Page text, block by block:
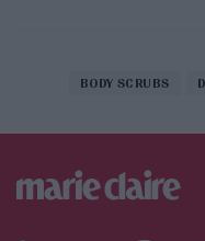
BODY SCRUBS